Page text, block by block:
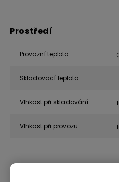
Prostředí
Provozní teplota
Skladovací teplota
Vlhkost při skladování
Vlhkost při provozu
Software